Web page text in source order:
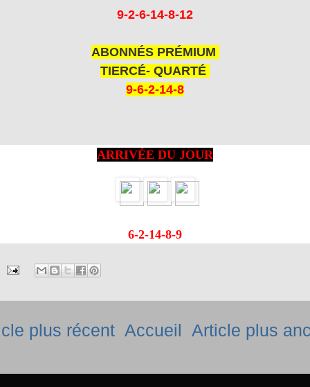
9-2-6-14-8-12
ABONNÉS PRÉMIUM
TIERCÉ- QUARTÉ
9-6-2-14-8
ARRIVÉE DU JOUR
6-2-14-8-9
plus récent Article plus
Accueil